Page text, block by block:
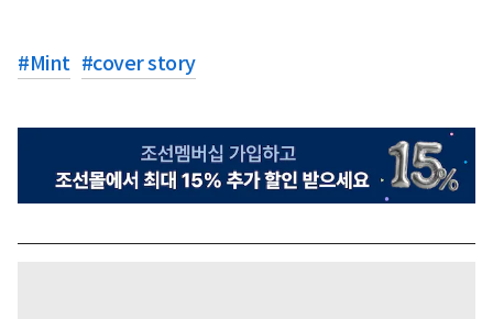
#Mint #cover story